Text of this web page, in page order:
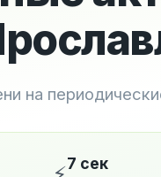
на
7 сек